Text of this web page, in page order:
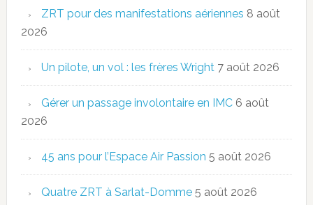
ZRT pour des manifestations aériennes 8 août
2026
Un pilote, un vol : les frères Wright 7 août 2026
Gérer un passage involontaire en IMC 6 août
2026
45 ans pour l’Espace Air Passion 5 août 2026
Quatre ZRT à Sarlat-Domme 5 août 2026